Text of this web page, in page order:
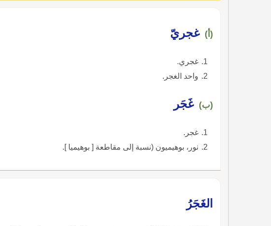
(أ) غجريّ
غجري.
واحد الغجر.
(ب) غَجَر
غجر.
نور، بوهيميون (نسبة إلى مقاطعة [ بوهيميا ].
الغَجَرُ